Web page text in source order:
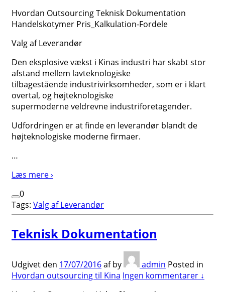
Hvordan Outsourcing Teknisk Dokumentation
Handelskotymer Pris_Kalkulation-Fordele
Valg af Leverandør
Den eksplosive vækst i Kinas industri har skabt stor
afstand mellem lavteknologiske
tilbagestående industrivirksomheder, som er i klart
overtal, og højteknologiske
supermoderne veldrevne industriforetagender.
Udfordringen er at finde en leverandør blandt de
højteknologiske moderne firmaer.
…
Læs mere ›
0
Tags: Valg af Leverandør
Teknisk Dokumentation
Udgivet den 17/07/2016afby admin Posted in
Hvordan outsourcing til Kina Ingen kommentarer ↓